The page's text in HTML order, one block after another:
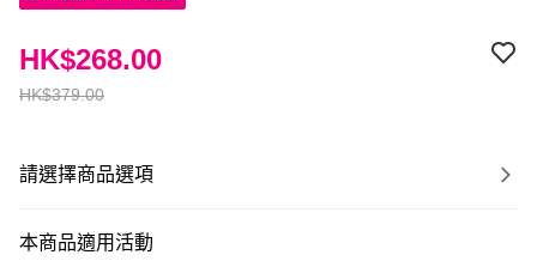
HK$379.00
HK$268.00
請選擇商品選項
本商品適用活動